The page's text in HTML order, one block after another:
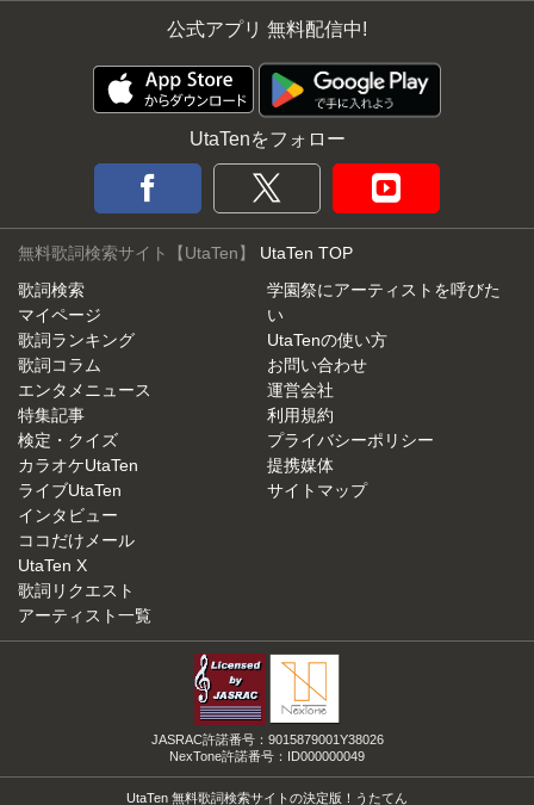
公式アプリ 無料配信中!
UtaTenをフォロー
無料歌詞検索サイト【UtaTen】 UtaTen TOP
歌詞検索
マイページ
歌詞ランキング
歌詞コラム
エンタメニュース
特集記事
検定・クイズ
カラオケUtaTen
ライブUtaTen
インタビュー
ココだけメール
UtaTen X
歌詞リクエスト
アーティスト一覧
学園祭にアーティストを呼びた
い
UtaTenの使い方
お問い合わせ
運営会社
利用規約
プライバシーポリシー
提携媒体
サイトマップ
JASRAC許諾番号：9015879001Y38026
NexTone許諾番号：ID000000049
UtaTen 無料歌詞検索サイトの決定版！うたてん